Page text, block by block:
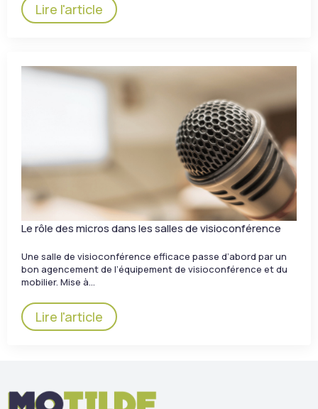
Lire l'article
Le rôle des micros dans les salles de visioconférence
Une salle de visioconférence efficace passe d’abord par un
bon agencement de l’équipement de visioconférence et du
mobilier. Mise à…
Lire l'article